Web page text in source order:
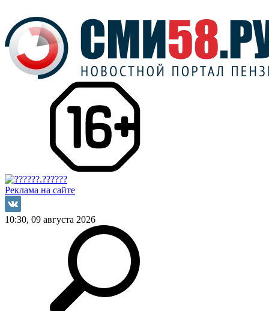
Реклама на сайте
10:30, 09 августа 2026